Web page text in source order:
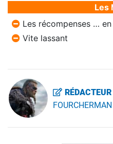
Les
Les récompenses …
Vite lassant
RÉDACTEUR
FOURCHERMAN